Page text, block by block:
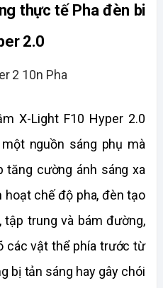
thực tế Pha đèn bi
2.0
X-Light F10 Hyper 2.0
nguồn sáng phụ mà
cường ánh sáng xa
hoạt chế độ pha, đèn tạo
tập trung và bám đường,
các vật thể phía trước từ
bị tản sáng hay gây chói